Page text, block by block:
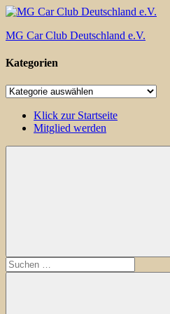
Zum
springen
MG Car Club Deutschland e.V.
MG
Car
Club
Kategorien
Kategorien
Klick zur Startseite
Mitglied werden
Suchen
nach: